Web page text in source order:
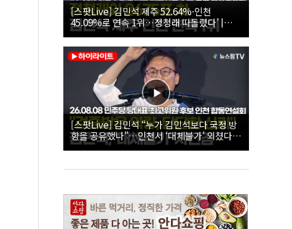
[스팟Live] 김민석 제주 52.64%·인천
45.09%로 연속 1위…정청래 따돌렸다’ |
26.08.08 더불어민주당 당대표·최고위원 후
보 인천 합동연설회
[스팟Live] 김민석 “누가 김민석보다 국정 방
향을 공유했나”…인천서 ‘대체불가’ 외쳤다 |
26.08.08 더불어민주당 당대표·최고위원 후